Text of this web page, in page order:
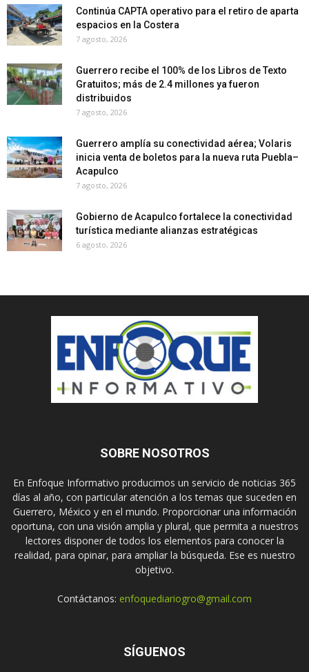
Continúa CAPTA operativo para el retiro de aparta
espacios en la Costera
7 agosto, 2026
Guerrero recibe el 100% de los Libros de Texto
Gratuitos; más de 2.4 millones ya fueron
distribuidos
7 agosto, 2026
Guerrero amplía su conectividad aérea; Volaris
inicia venta de boletos para la nueva ruta Puebla–
Acapulco
7 agosto, 2026
Gobierno de Acapulco fortalece la conectividad
turística mediante alianzas estratégicas
6 agosto, 2026
SOBRE NOSOTROS
En Enfoque Informativo producimos un servicio de noticias 365
días al año, con particular atención a los temas que suceden en
Guerrero, México y en el mundo. Proporcionar una información
oportuna, con una visión amplia y plural, que permita a nuestros
lectores disponer de todos los elementos para conocer la
realidad, para opinar, para ampliar la búsqueda. Ese es nuestro
objetivo.
Contáctanos: enfoquediariogro@gmail.com
SÍGUENOS